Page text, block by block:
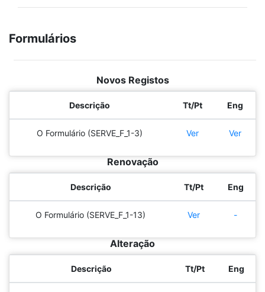
Formulários
Novos Registos
Descrição Tt/Pt Eng
O Formulário (SERVE_F_1-3) Ver Ver
Renovação
Descrição Tt/Pt Eng
O Formulário (SERVE_F_1-13) Ver -
Alteração
Descrição Tt/Pt Eng